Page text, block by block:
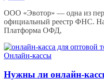
ООО «Эвотор» — одна из
официальный реестр ФНС. На
Платформа ОФД,
Онлайн-кассы
Нужны ли онлайн-